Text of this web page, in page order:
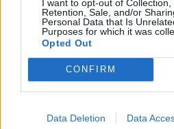
I want to opt-out of Collection,
Retention, Sale, and/or
Personal Data that Is
Purposes for which it was
Opted Out
CONFIRM
Data Deletion Data
μειώσει τόσο τη
και την πιθανότητα
συνέχεια.
Τόνισαν επίσης τη σημασία
Διαχείριση χρόνιων